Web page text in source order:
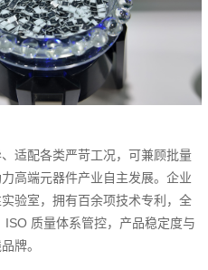
适配各类严苛工况，可兼顾批量
高端元器件产业自主发展。企业
验室，拥有百余项技术专利，全
质量体系管控，产品稳定度与
牌。